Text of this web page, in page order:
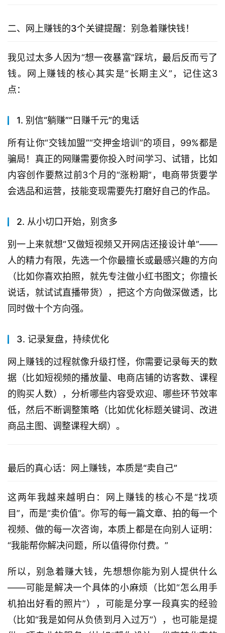
二、网上赚钱的3个关键提醒：别急着赚快钱！
我见过太多人因为“想一夜暴富”踩坑，最后反而亏了
钱。网上赚钱的核心其实是“长期主义”，记住这3
点：
1. 别信“躺赚”“日赚千元”的鬼话
所有让你“交钱加盟”“交押金培训”的项目，99%都是
骗局！真正的网赚需要你投入时间学习、试错，比如
内容创作要熬过前3个月的“涨粉期”，电商带货要学
会选品和运营，技能变现需要先打磨好自己的作品。
2. 从小切口开始，别贪多
别一上来就想“又做短视频又开网店还接设计单”——
人的精力有限，先选一个你最擅长或最感兴趣的方向
（比如你喜欢拍照，就先专注做小红书图文；你擅长
说话，就试试直播带货），把这个方向做深做透，比
同时做十个方向强。
3. 记录复盘，持续优化
网上赚钱的过程就像升级打怪，你需要记录每天的数
据（比如短视频的播放量、电商店铺的访客数、课程
的购买人数），分析哪些内容受欢迎、哪些环节效率
低，然后不断调整策略（比如优化标题关键词、改进
商品主图、调整课程大纲）。
最后的真心话：网上赚钱，本质是“卖自己”
这两年我越来越明白：网上赚钱的核心不是“找项
目”，而是“卖价值”。你写的每一篇文章、拍的每一个
视频、做的每一次咨询，本质上都是在向别人证明：
“我能帮你解决问题，所以值得你付费。”
所以，别急着赚大钱，先想想你能为别人提供什么
——可能是解决一个具体的小麻烦（比如“怎么用手
机拍出好看的照片”），可能是分享一段真实的经验
（比如“我是如何从负债到月入过万”），也可能是提